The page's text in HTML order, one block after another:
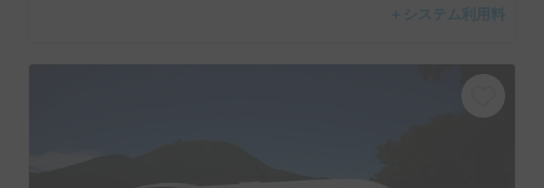
＋システム利用料